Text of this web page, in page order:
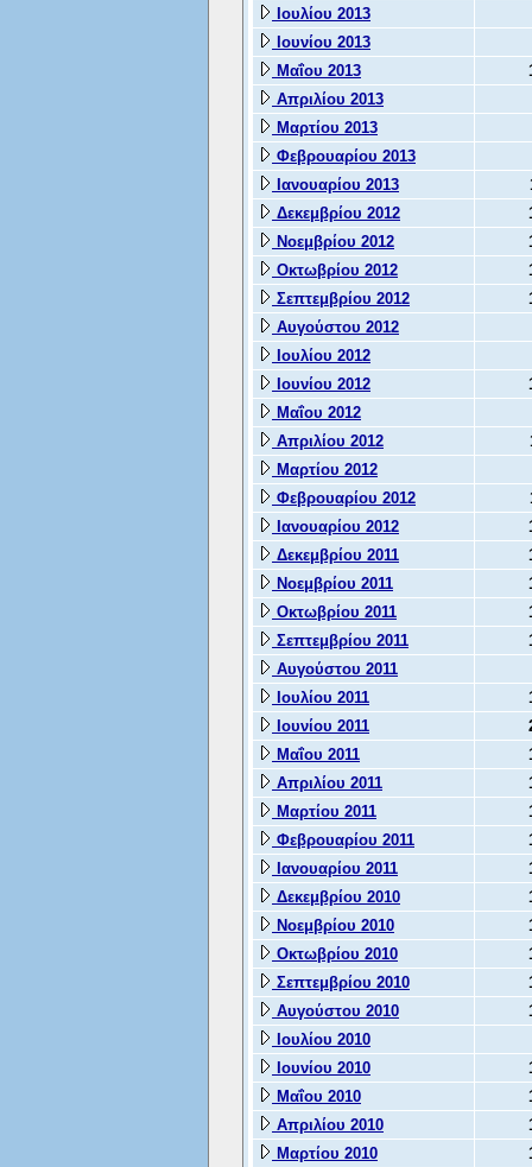
Ιουλίου 2013
Ιουνίου 2013
Μαΐου 2013
Απριλίου 2013
Μαρτίου 2013
Φεβρουαρίου 2013
Ιανουαρίου 2013
Δεκεμβρίου 2012
Νοεμβρίου 2012
Οκτωβρίου 2012
Σεπτεμβρίου 2012
Αυγούστου 2012
Ιουλίου 2012
Ιουνίου 2012
Μαΐου 2012
Απριλίου 2012
Μαρτίου 2012
Φεβρουαρίου 2012
Ιανουαρίου 2012
Δεκεμβρίου 2011
Νοεμβρίου 2011
Οκτωβρίου 2011
Σεπτεμβρίου 2011
Αυγούστου 2011
Ιουλίου 2011
Ιουνίου 2011
Μαΐου 2011
Απριλίου 2011
Μαρτίου 2011
Φεβρουαρίου 2011
Ιανουαρίου 2011
Δεκεμβρίου 2010
Νοεμβρίου 2010
Οκτωβρίου 2010
Σεπτεμβρίου 2010
Αυγούστου 2010
Ιουλίου 2010
Ιουνίου 2010
Μαΐου 2010
Απριλίου 2010
Μαρτίου 2010